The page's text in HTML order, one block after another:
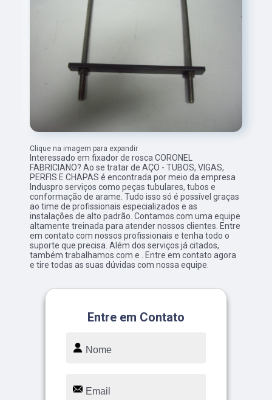
Clique na imagem para expandir
Interessado em fixador de rosca CORONEL
FABRICIANO? Ao se tratar de AÇO - TUBOS, VIGAS,
PERFIS E CHAPAS é encontrada por meio da empresa
Induspro serviços como peças tubulares, tubos e
conformação de arame. Tudo isso só é possível graças
ao time de profissionais especializados e as
instalações de alto padrão. Contamos com uma equipe
altamente treinada para atender nossos clientes. Entre
em contato com nossos profissionais e tenha todo o
suporte que precisa. Além dos serviços já citados,
também trabalhamos com e . Entre em contato agora
e tire todas as suas dúvidas com nossa equipe.
Entre em Contato